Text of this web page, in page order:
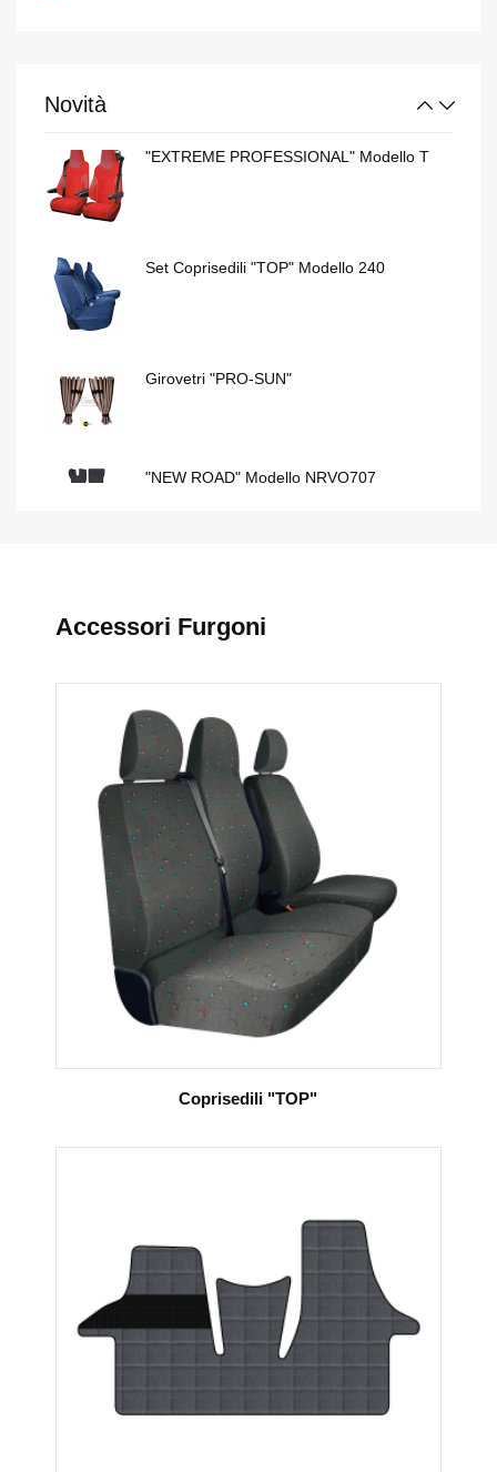
Accessori Furgoni
Coprisedili "TOP"
Novità
"EXTREME PROFESSIONAL" Modello T
Set Coprisedili "TOP" Modello 240
Girovetri "PRO-SUN"
"NEW ROAD" Modello NRVO707
Girovetri "PRO-SUN"